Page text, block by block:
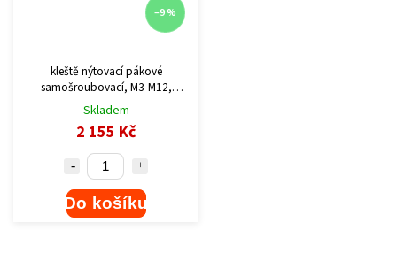
–9 %
kleště nýtovací pákové
samošroubovací, M3-M12,
390mm
Skladem
2 155 Kč
Do košíku